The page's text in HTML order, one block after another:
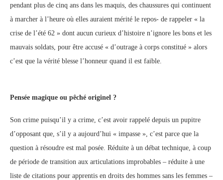
pendant plus de cinq ans dans les maquis, des chaussures qui continuent
à marcher à l’heure où elles auraient mérité le repos- de rappeler « la
crise de l’été 62 » dont aucun curieux d’histoire n’ignore les bons et les
mauvais soldats, pour être accusé « d’outrage à corps constitué » alors
c’est que la vérité blesse l’honneur quand il est faible.
Pensée magique ou pêché originel ?
Son crime puisqu’il y a crime, c’est avoir rappelé depuis un pupitre
d’opposant que, s’il y a aujourd’hui « impasse », c’est parce que la
question à résoudre est mal posée. Réduite à un débat technique, à coup
de période de transition aux articulations improbables – réduite à une
liste de citations pour apprentis en droits des hommes sans les femmes –